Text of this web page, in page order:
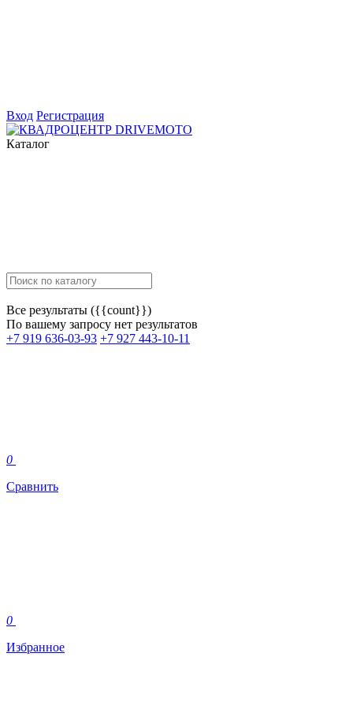
Вход Регистрация
Каталог
Все результаты ({{count}})
По вашему запросу нет результатов
+7 919 636-03-93 +7 927 443-10-11
0
Сравнить
0
Избранное